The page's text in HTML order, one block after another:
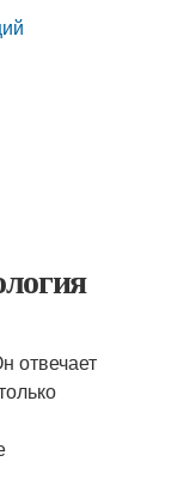
отвечает